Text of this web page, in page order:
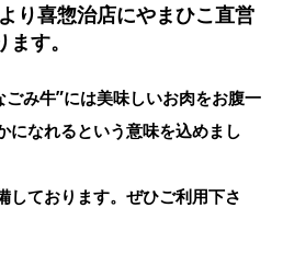
り喜惣治店にやまひこ直営
す。
ごみ牛”には美味しいお肉をお腹一
になれるという意味を込めまし
しております。ぜひご利用下さ